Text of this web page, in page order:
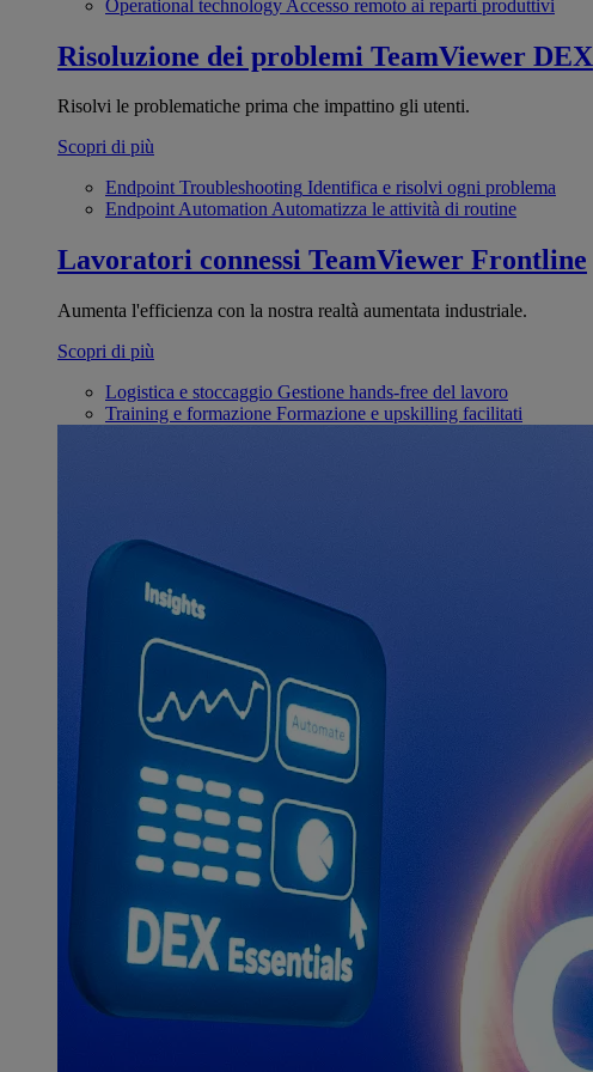
Operational technology Accesso remoto ai reparti produttivi
Risoluzione dei problemi TeamViewer DEX
Risolvi le problematiche prima che impattino gli utenti.
Scopri di più
Endpoint Troubleshooting Identifica e risolvi ogni problema
Endpoint AutomationAutomatizza le attività di routine
Lavoratori connessi TeamViewer Frontline
Aumenta l'efficienza con la nostra realtà aumentata industriale.
Scopri di più
Logistica e stoccaggio Gestione hands-free del lavoro
Training e formazione Formazione e upskilling facilitati